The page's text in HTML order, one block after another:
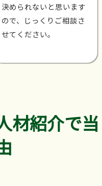
決められないと思います
ので、じっくりご相談さ
せてください。
材紹介で当